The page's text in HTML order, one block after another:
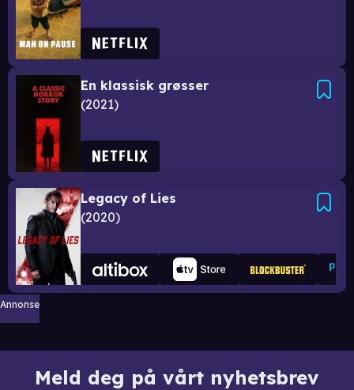
En klassisk grøsser
2021
Legacy of Lies
2020
Annonse
Meld deg på vårt nyhetsbrev